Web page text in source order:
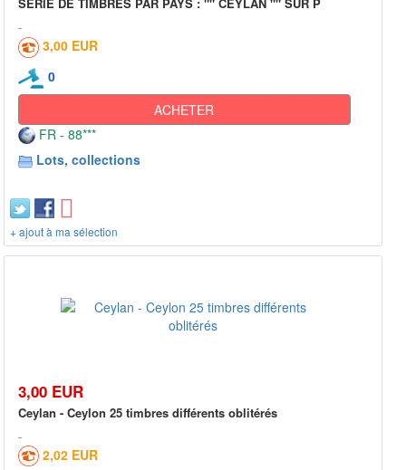
3,00 EUR
0
ACHETER
FR - 88***
Lots, collections
+ ajout à ma sélection
3,00 EUR
Ceylan - Ceylon 25 timbres différents oblitérés
2,02 EUR